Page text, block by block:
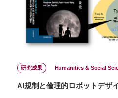
研究成果 Humanities & Social
AI規制と倫理的ロボットデザ